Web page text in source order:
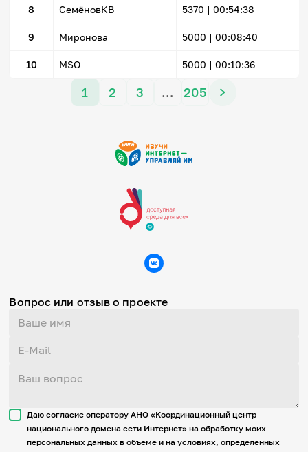
8 СемёновКВ 5370 | 00:54:38
9 Миронова 5000 | 00:08:40
10 MSO 5000 | 00:10:36
1 2 3 … 205
Вопрос или отзыв о проекте
Даю согласие оператору АНО «Координационный центр
национального домена сети Интернет» на обработку моих
персональных данных в объеме и на условиях, определенных